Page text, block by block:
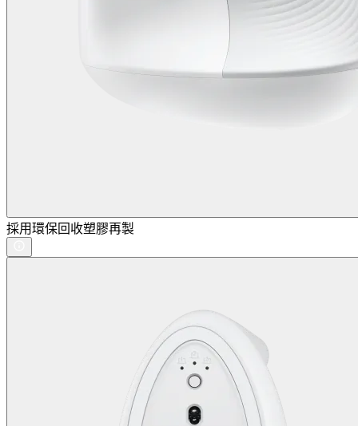
採用環保回收塑膠再製